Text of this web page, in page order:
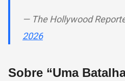
— The Hollywood
2026
Sobre “Uma